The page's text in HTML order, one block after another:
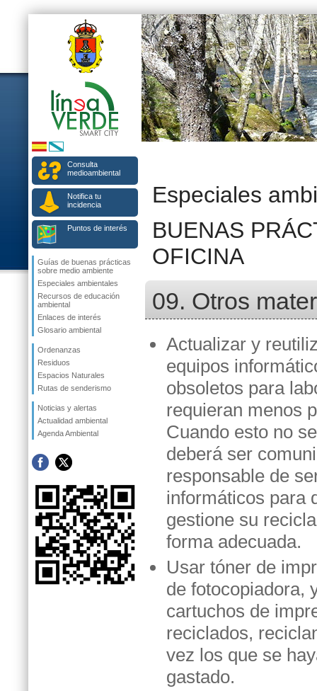
Consulta
medioambiental
Notifica tu
incidencia
Puntos de interés
Guías de buenas prácticas
sobre medio ambiente
Especiales ambientales
Recursos de educación
ambiental
Enlaces de interés
Glosario ambiental
Ordenanzas
Residuos
Espacios Naturales
Rutas de senderismo
Noticias y alertas
Actualidad ambiental
Agenda Ambiental
Especiales
BUENAS
OFICINA
09. Otros
Actualizar y
equipos
obsoletos para
requieran menos
Cuando esto no
deberá ser
responsable de
informáticos para
gestione su
forma adecuada.
Usar tóner de
de fotocopiadora,
cartuchos de
reciclados,
vez los que se
gastado.